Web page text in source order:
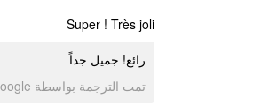
Super ! Très joli
رائع! جميل جداً
تمت الترجمة بواسطة Google